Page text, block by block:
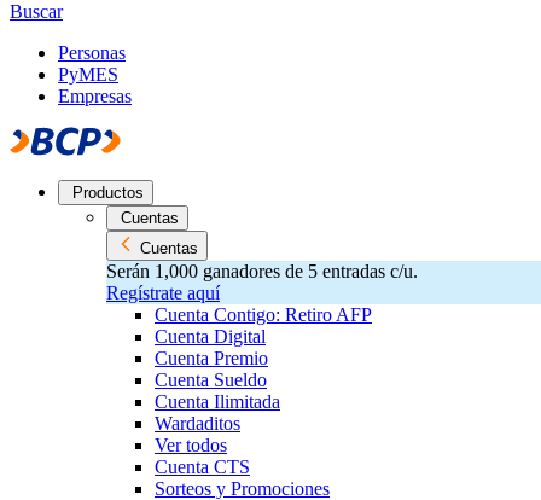
Buscar
Personas
PyMES
Empresas
Productos
Cuentas
Cuentas
Serán 1,000 ganadores de 5 entradas c/u.
Regístrate aquí
Cuenta Contigo: Retiro AFP
Cuenta Digital
Cuenta Premio
Cuenta Sueldo
Cuenta Ilimitada
Wardaditos
Ver todos
Cuenta CTS
Sorteos y Promociones